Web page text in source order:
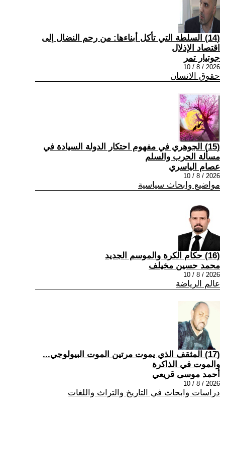
(14) السلطة التي تأكل أبناءها: من رحم النضال إلى
اقتصاد الإذلال
جوتيار تمر
2026 / 8 / 10
حقوق الانسان
(15) الجوهري في مفهوم احتكار الدولة السيادة في
مسألة الحرب والسلم
عصام الياسري
2026 / 8 / 10
مواضيع وابحاث سياسية
(16) حكام الكرة والموسم الجديد
محمد حسين مخيلف
2026 / 8 / 10
عالم الرياضة
(17) المثقف الذي يموت مرتين الموت البيولوجي...
والموت في الذاكرة
أحمد موسى قريعي
2026 / 8 / 10
دراسات وابحاث في التاريخ والتراث واللغات